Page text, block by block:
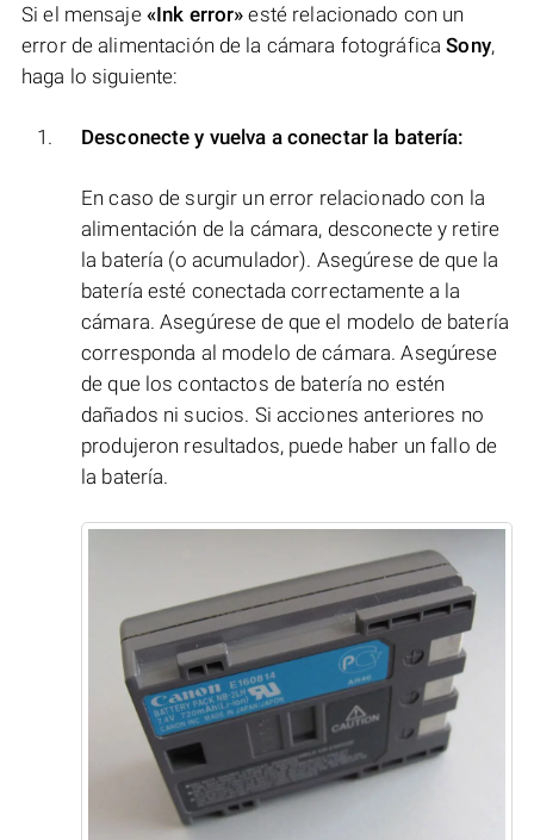
Si el mensaje «Ink error» esté relacionado con un
error de alimentación de la cámara fotográficaSony,
haga lo siguiente:
Desconecte y vuelva a conectar la batería:
En caso de surgir un error relacionado con la
alimentación de la cámara, desconecte y retire
la batería (o acumulador). Asegúrese de que la
batería esté conectada correctamente a la
cámara. Asegúrese de que el modelo de batería
corresponda al modelo de cámara. Asegúrese
de que los contactos de batería no estén
dañados ni sucios. Si acciones anteriores no
produjeron resultados, puede haber un fallo de
la batería.